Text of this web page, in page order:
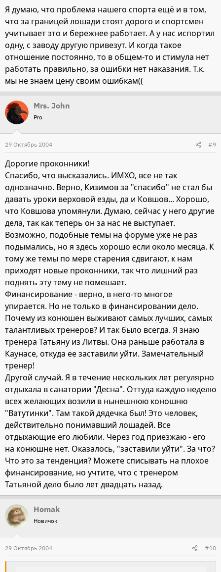
Я думаю, что проблема нашего спорта ещё и в том,
что за границей лошади стоят дорого и спортсмен
учитывает это и бережнее работает. А у нас испортил
одну, с заводу другую привезут. И когда такое
отношение постоянно, то в общем-то и стимула нет
работать правильно, за ошибки нет наказания. Т.к.
мы не знаем цену своим ошибкам((
Mrs. John
Pro
29 Октябрь 2004 #9
Дорогие проконники!
Спасибо, что высказались. ИМХО, все не так
однозначно. Верно, Кизимов за "спасибо" не стал бы
давать уроки верховой езды, да и Ковшов... Хорошо,
что Ковшова упомянули. Думаю, сейчас у него другие
дела, так как теперь он за нас не выступает.
Возможно, подобные темы на форуме уже не раз
подымались, но я здесь хорошо если около месяца. К
тому же темы по мере старения сдвигают, к нам
приходят новые проконники, так что лишний раз
поднять эту тему не помешает.
Финансирование - верно, в него-то многое
упирается. Но не только в финансировании дело.
Почему из конюшен выживают самых лучших, самых
талантливых тренеров? И так было всегда. Я знаю
тренера Татьяну из Литвы. Она раньше работала в
Каунасе, откуда ее заставили уйти. Замечательный
тренер!
Другой случай. Я в течение нескольких лет регулярно
отдыхала в санатории "Десна". Оттуда каждую неделю
всех желающих возили в нынешнюю коношню
"Ватутинки". Там такой дядечка был! Это человек,
действительно понимавший лошадей. Все
отдыхающие его любили. Через год приезжаю - его
на конюшне нет. Оказалось, "заставили уйти". За что?
Что это за тенденция? Можете списывать на плохое
финансирование, но учтите, что с тренером
Татьяной дело было лет двадцать назад.
Homak
Новичок
29 Октябрь 2004 #10